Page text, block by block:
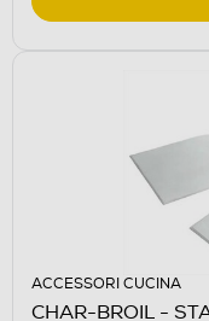
ACCESSORI CUCINA
CHAR-BROIL -